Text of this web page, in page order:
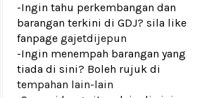
-Ingin tahu perkembangan dan
barangan terkini di GDJ? sila like
fanpage gajetdijepun
-Ingin menempah barangan yang
tiada di sini? Boleh rujuk di
tempahan lain-lain